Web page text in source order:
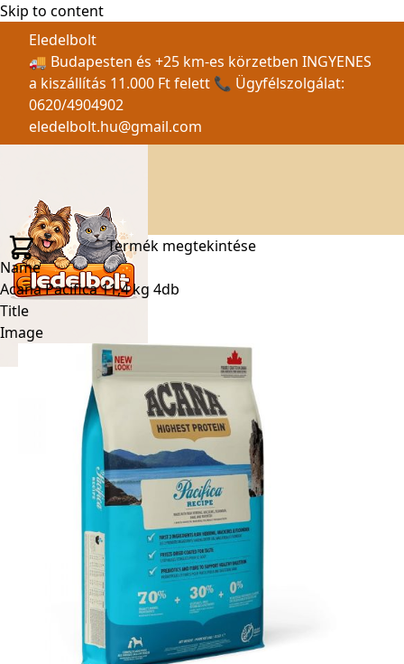
Skip to content
Eledelbolt
🚚 Budapesten és +25 km-es körzetben INGYENES
a kiszállítás 11.000 Ft felett 📞 Ügyfélszolgálat:
0620/4904902
eledelbolt.hu@gmail.com
Termék megtekintése
Name
Acana Pacifica 11,4 kg 4db
Title
Image